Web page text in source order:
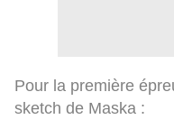
Pour la première
sketch de Maska :